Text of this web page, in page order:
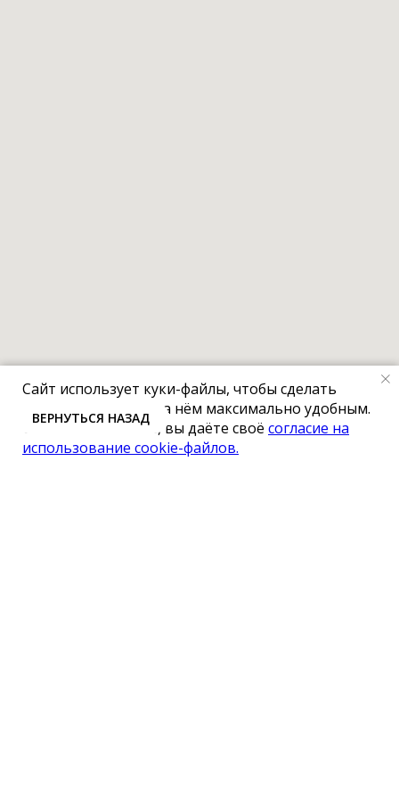
Сайт использует куки-файлы, чтобы сделать
ваше пребывание на нём максимально удобным.
Оставаясь на сайте, вы даёте своё согласие на
использование cookie-файлов.